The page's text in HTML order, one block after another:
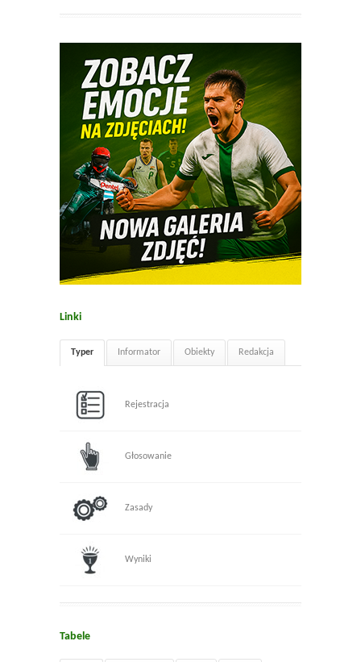
Linki
Typer Informator Obiekty Redakcja
Rejestracja
Głosowanie
Zasady
Wyniki
Tabele